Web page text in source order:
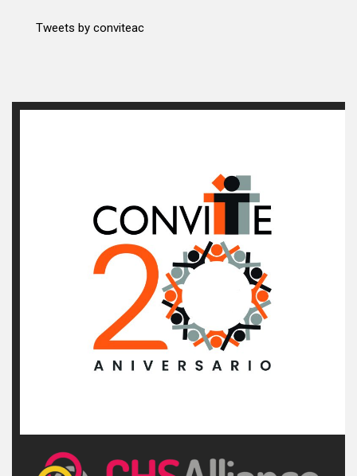
Tweets by conviteac